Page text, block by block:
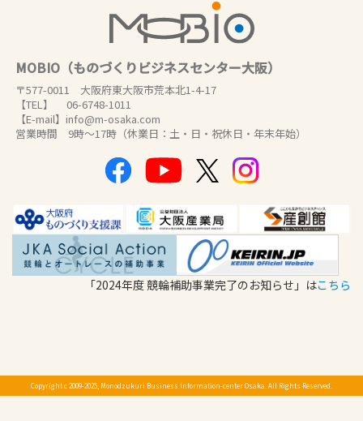
MOBIO（ものづくりビジネスセンター大阪）
〒577-0011 大阪府東大阪市荒本北1-4-17
【TEL】 06-6748-1011
【E-mail】info@m-osaka.com
営業時間 9時～17時（休業日：土・日・祝休日・年末年始）
「2024年度 競輪補助事業完了のお知らせ」はこちら
Copyright c 2009-2025, Monodzukuri Business Information-center Osaka. All Rights Reserved.